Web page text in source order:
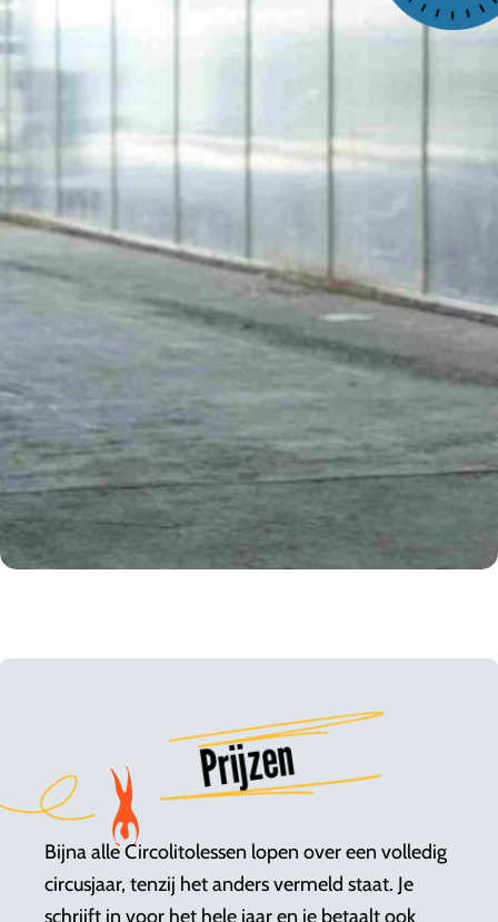
Prijzen
Bijna alle Circolitolessen lopen over een volledig
circusjaar, tenzij het anders vermeld staat. Je
schrijft in voor het hele jaar en je betaalt ook